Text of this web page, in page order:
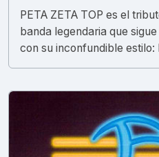
PETA ZETA TOP es el
banda legendaria que
con su inconfundible estilo: